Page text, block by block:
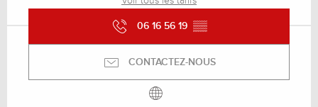
06 16 56 19 ▒▒
CONTACTEZ-NOUS